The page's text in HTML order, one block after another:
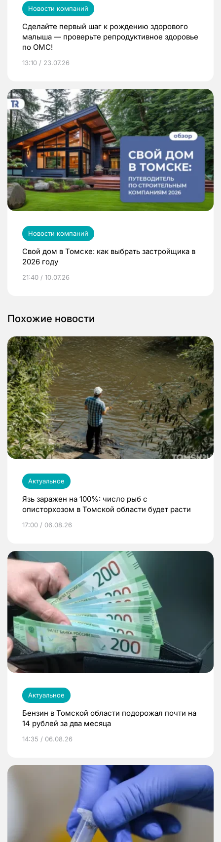
Новости компаний
Сделайте первый шаг к рождению здорового
малыша — проверьте репродуктивное здоровье
по ОМС!
13:10 / 23.07.26
Новости компаний
Свой дом в Томске: как выбрать застройщика в
2026 году
21:40 / 10.07.26
Похожие новости
Актуальное
Язь заражен на 100%: число рыб с
описторхозом в Томской области будет расти
17:00 / 06.08.26
Актуальное
Бензин в Томской области подорожал почти на
14 рублей за два месяца
14:35 / 06.08.26